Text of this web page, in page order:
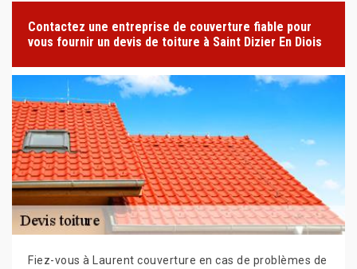
Contactez une entreprise de couverture fiable pour
vous fournir un devis de toiture à Saint Dizier En Diois
Fiez-vous à Laurent couverture en cas de problèmes de